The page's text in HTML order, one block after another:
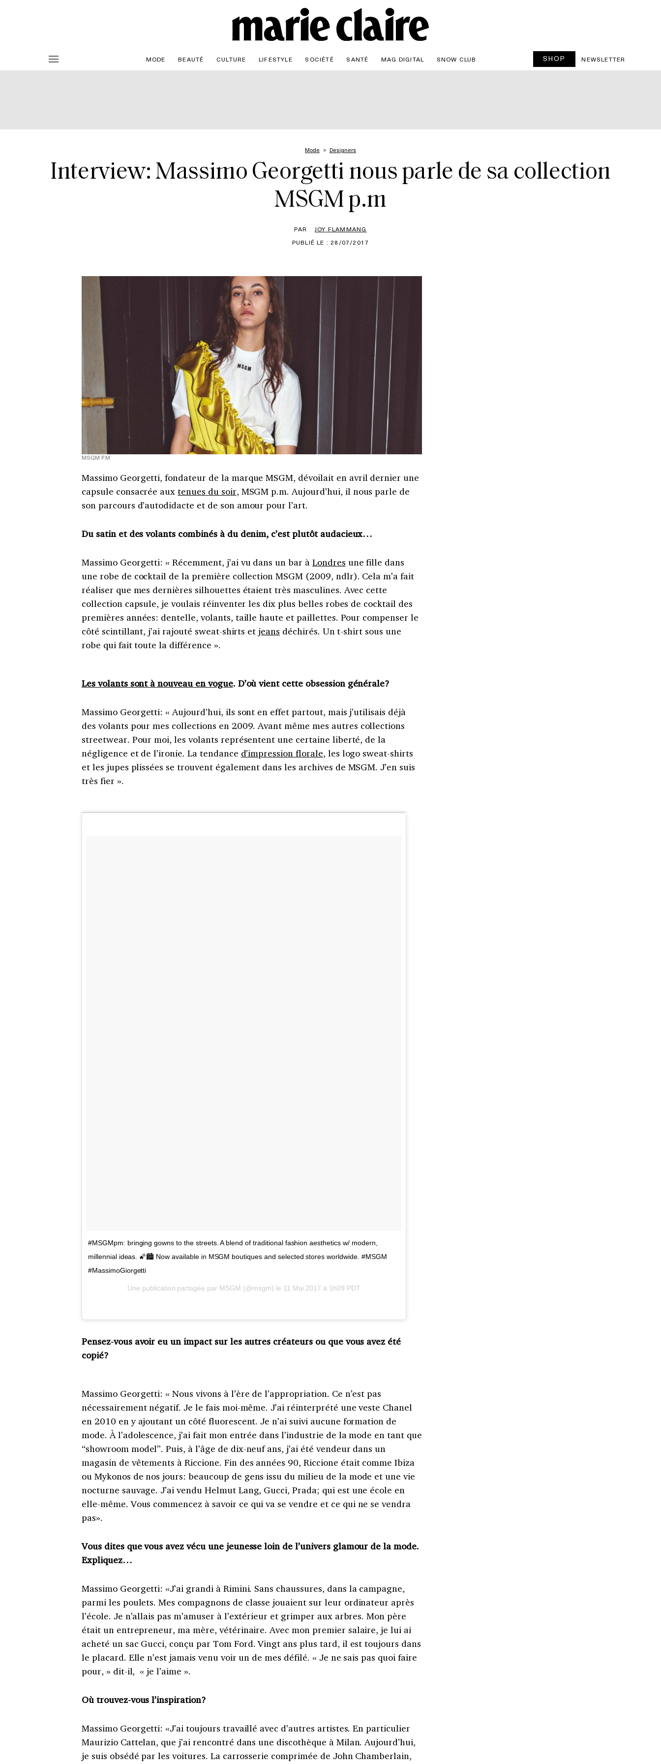
MODE BEAUTÉ CULTURE LIFESTYLE SOCIÉTÉ SANTÉ MAG DIGITAL SNOW CLUB SHOP NEWSLETTER
Mode Designers
Interview: Massimo Georgetti nous parle de sa collection
MSGM p.m
PAR
JOY FLAMMANG
PUBLIÉ LE : 28/07/2017
MSGM P.M
Massimo Georgetti, fondateur de la marque MSGM, dévoilait en avril dernier une
capsule consacrée auxtenues du soir, MSGM p.m. Aujourd’hui, il nous parle de
son parcours d’autodidacte et de son amour pour l’art.
Du satin et des volants combinés à du denim, c’est plutôt audacieux…
Massimo Georgetti: « Récemment, j’ai vu dans un bar à Londres une fille dans
une robe de cocktail de la première collection MSGM (2009, ndlr). Cela m’a fait
réaliser que mes dernières silhouettes étaient très masculines. Avec cette
collection capsule, je voulais réinventer les dix plus belles robes de cocktail des
premières années: dentelle, volants, taille haute et paillettes. Pour compenser le
côté scintillant, j’ai rajouté sweat-shirts et jeans déchirés. Un t-shirt sous une
robe qui fait toute la différence ».
Les volants sont à nouveau en vogue. D’où vient cette obsession générale?
Massimo Georgetti: « Aujourd’hui, ils sont en effet partout, mais j’utilisais déjà
des volants pour mes collections en 2009. Avant même mes autres collections
streetwear. Pour moi, les volants représentent une certaine liberté, de la
négligence et de l’ironie. La tendance d’impression florale, les logo sweat-shirts
et les jupes plissées se trouvent également dans les archives de MSGM. J’en suis
très fier ».
#MSGMpm: bringing gowns to the streets. A blend of traditional fashion aesthetics w/ modern,
millennial ideas. 🌠🏙 Now available in MSGM boutiques and selected stores worldwide. #MSGM
#MassimoGiorgetti
Une publication partagée par MSGM (@msgm) le 11 Mai 2017 à 1h09 PDT
Pensez-vous avoir eu un impact sur les autres créateurs ou que vous avez été
copié?
Massimo Georgetti: « Nous vivons à l’ère de l’appropriation. Ce n’est pas
nécessairement négatif. Je le fais moi-même. J’ai réinterprété une veste Chanel
en 2010 en y ajoutant un côté fluorescent. Je n’ai suivi aucune formation de
mode. À l’adolescence, j’ai fait mon entrée dans l’industrie de la mode en tant que
“showroom model”. Puis, à l’âge de dix-neuf ans, j’ai été vendeur dans un
magasin de vêtements à Riccione. Fin des années 90, Riccione était comme Ibiza
ou Mykonos de nos jours: beaucoup de gens issu du milieu de la mode et une vie
nocturne sauvage. J’ai vendu Helmut Lang, Gucci, Prada; qui est une école en
elle-même. Vous commencez à savoir ce qui va se vendre et ce qui ne se vendra
pas».
Vous dites que vous avez vécu une jeunesse loin de l’univers glamour de la mode.
Expliquez…
Massimo Georgetti: «J’ai grandi à Rimini. Sans chaussures, dans la campagne,
parmi les poulets. Mes compagnons de classe jouaient sur leur ordinateur après
l’école. Je n’allais pas m’amuser à l’extérieur et grimper aux arbres. Mon père
était un entrepreneur, ma mère, vétérinaire. Avec mon premier salaire, je lui ai
acheté un sac Gucci, conçu par Tom Ford. Vingt ans plus tard, il est toujours dans
le placard. Elle n’est jamais venu voir un de mes défilé. « Je ne sais pas quoi faire
pour, » dit-il, « je l’aime ».
Où trouvez-vous l’inspiration?
Massimo Georgetti: «J’ai toujours travaillé avec d’autres artistes. En particulier
Maurizio Cattelan, que j’ai rencontré dans une discothèque à Milan. Aujourd’hui,
je suis obsédé par les voitures. La carrosserie comprimée de John Chamberlain,